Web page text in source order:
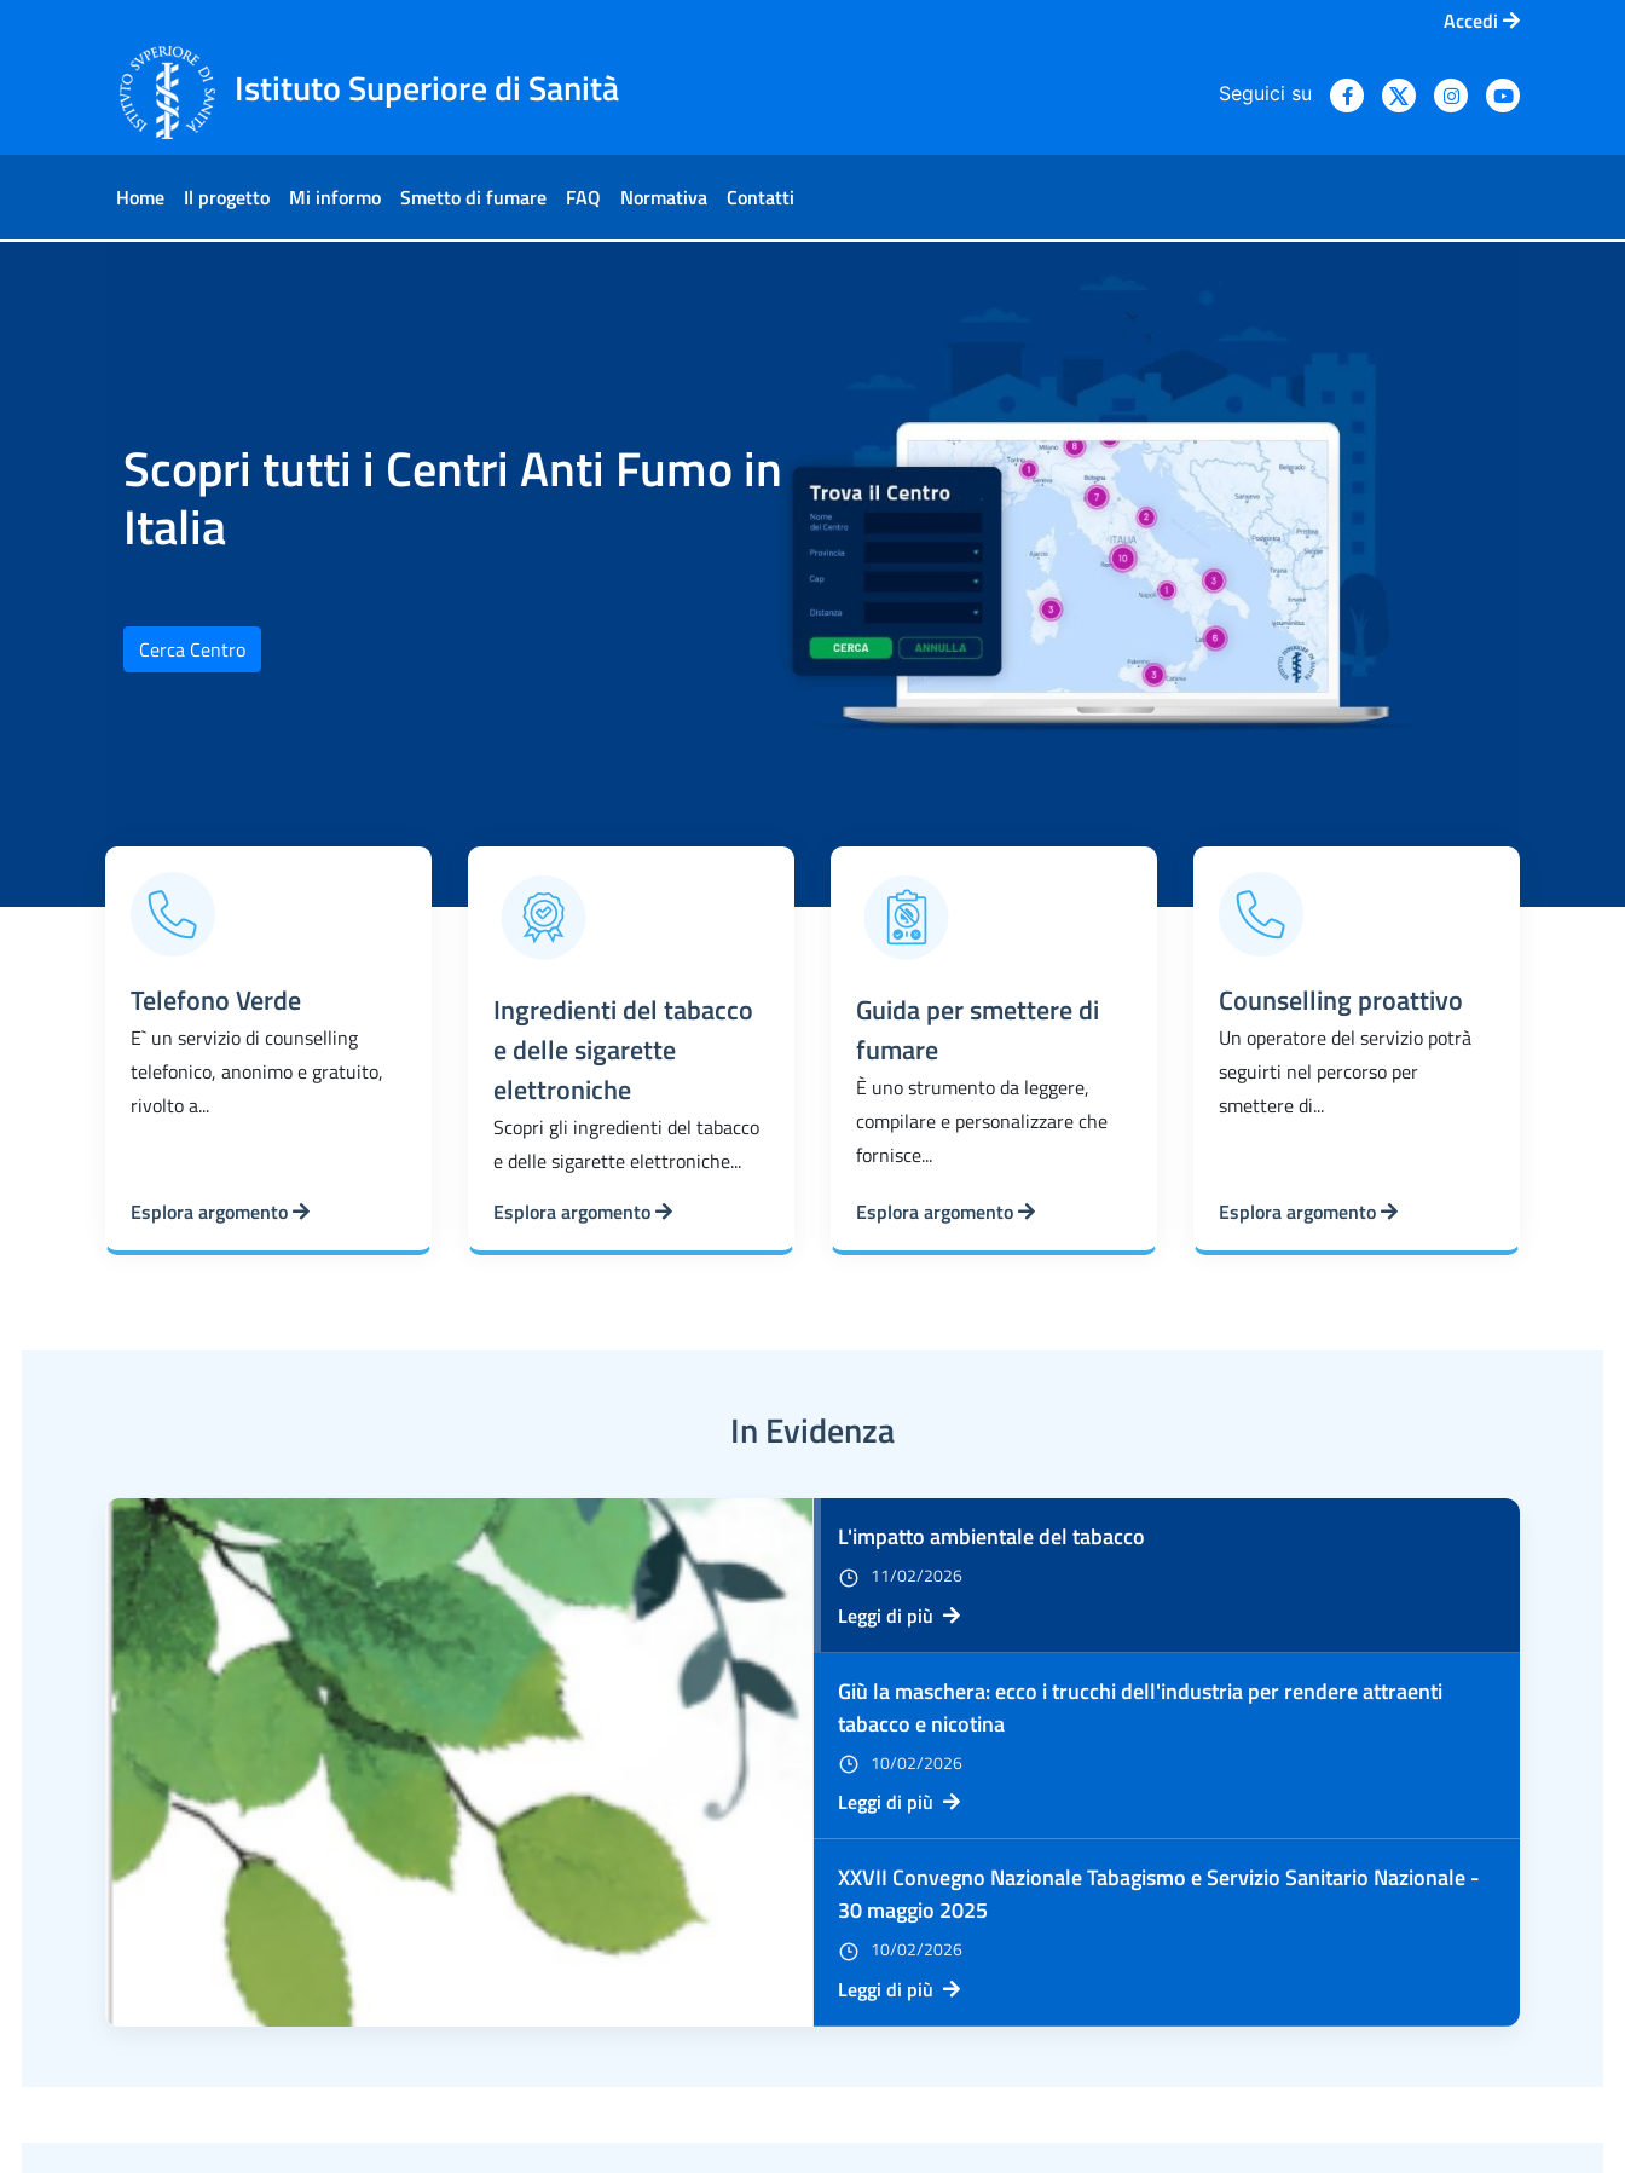
Accedi
Istituto Superiore di Sanità Seguici su
Home Il progetto Mi informo Smetto di fumare FAQ Normativa Contatti
Home
Scopri tutti i Centri Anti Fumo in
Italia
Cerca Centro
Telefono Verde
E` un servizio di counselling
telefonico, anonimo e gratuito,
rivolto a...
Esplora argomento
Ingredienti del tabacco
e delle sigarette
elettroniche
Scopri gli ingredienti del tabacco
e delle sigarette elettroniche...
Esplora argomento
Guida per smettere di
fumare
È uno strumento da leggere,
compilare e personalizzare che
fornisce...
Esplora argomento
Counselling proattivo
Un operatore del servizio potrà
seguirti nel percorso per
smettere di...
Esplora argomento
In Evidenza
L'impatto ambientale del tabacco
11/02/2026
Leggi di più
Giù la maschera: ecco i trucchi dell'industria per rendere attraenti
tabacco e nicotina
10/02/2026
Leggi di più
XXVII Convegno Nazionale Tabagismo e Servizio Sanitario Nazionale -
30 maggio 2025
10/02/2026
Leggi di più